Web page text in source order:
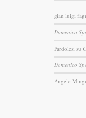
gian luigi
Domenico
Pardolesi su
Domenico
Angelo